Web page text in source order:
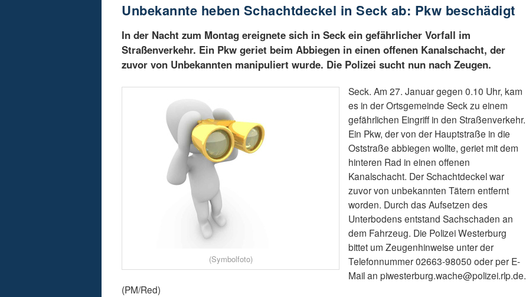
Unbekannte heben Schachtdeckel in Seck ab: Pkw beschädigt
In der Nacht zum Montag ereignete sich in Seck ein gefährlicher Vorfall im
Straßenverkehr. Ein Pkw geriet beim Abbiegen in einen offenen Kanalschacht, der
zuvor von Unbekannten manipuliert wurde. Die Polizei sucht nun nach Zeugen.
(Symbolfoto)
Seck. Am 27. Januar gegen 0.10 Uhr, kam
es in der Ortsgemeinde Seck zu einem
gefährlichen Eingriff in den Straßenverkehr.
Ein Pkw, der von der Hauptstraße in die
Oststraße abbiegen wollte, geriet mit dem
hinteren Rad in einen offenen
Kanalschacht. Der Schachtdeckel war
zuvor von unbekannten Tätern entfernt
worden. Durch das Aufsetzen des
Unterbodens entstand Sachschaden an
dem Fahrzeug. Die Polizei Westerburg
bittet um Zeugenhinweise unter der
Telefonnummer 02663-98050 oder per E-
Mail an piwesterburg.wache@polizei.rlp.de.
(PM/Red)